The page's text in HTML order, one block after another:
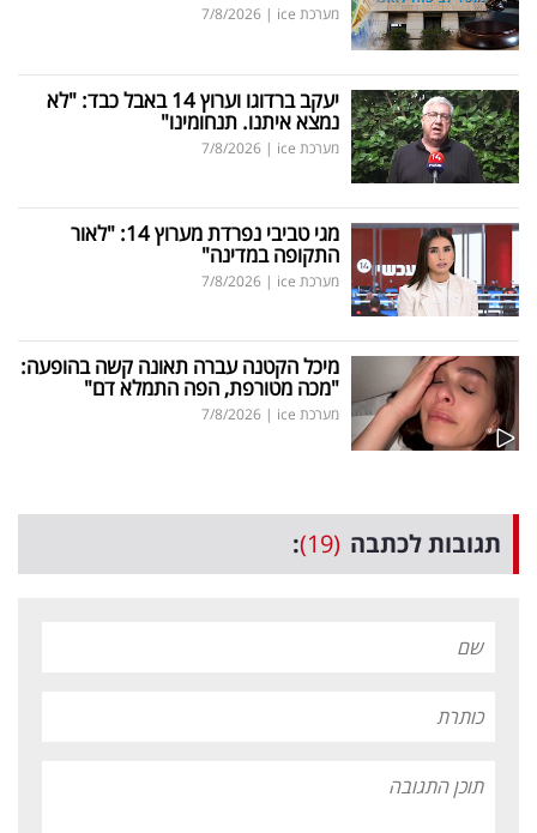
מערכת ice |
7/8/2026
יעקב ברדוגו וערוץ 14 באבל כבד: "לא
נמצא איתנו. תנחומינו"
מערכת ice |
7/8/2026
מגי טביבי נפרדת מערוץ 14: "לאור
התקופה במדינה"
מערכת ice |
7/8/2026
מיכל הקטנה עברה תאונה קשה בהופעה:
"מכה מטורפת, הפה התמלא דם"
מערכת ice |
7/8/2026
תגובות לכתבה (19)
: